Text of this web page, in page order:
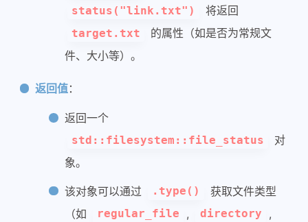
status("link.txt") 将返回
target.txt
的属性（如是否为常规文
件、大小等）。
返回值：
返回一个
std::filesystem::file_status
对
象。
该对象可以通过 .type()
获取文件类型
（如
regular_file , directory ,